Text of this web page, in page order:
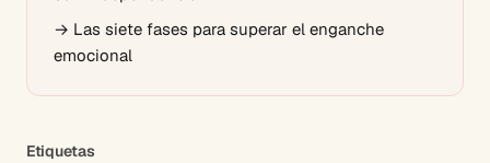
→ Las siete fases para superar el enganche
emocional
Etiquetas